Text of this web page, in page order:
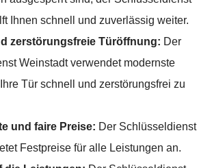
Ihnen schnell und zuverlässig weiter.
zerstörungsfreie Türöffnung: Der
Weinstadt verwendet modernste
Tür schnell und zerstörungsfrei zu
und faire Preise: Der Schlüsseldienst
Festpreise für alle Leistungen an.